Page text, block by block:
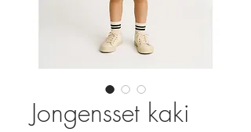
Jongensset kaki